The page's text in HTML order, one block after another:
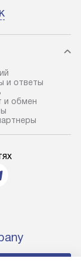
и ответы
и обмен